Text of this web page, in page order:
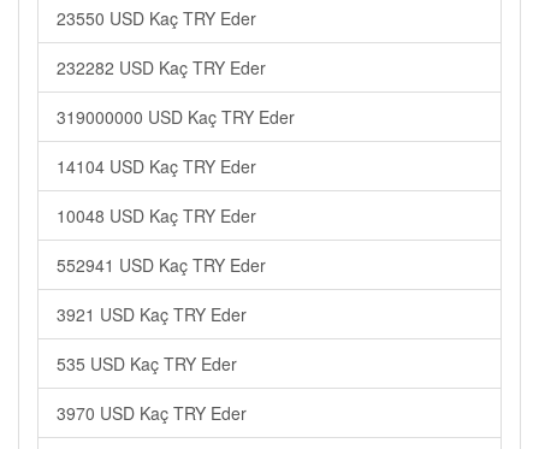
23550 USD Kaç TRY Eder
232282 USD Kaç TRY Eder
319000000 USD Kaç TRY Eder
14104 USD Kaç TRY Eder
10048 USD Kaç TRY Eder
552941 USD Kaç TRY Eder
3921 USD Kaç TRY Eder
535 USD Kaç TRY Eder
3970 USD Kaç TRY Eder